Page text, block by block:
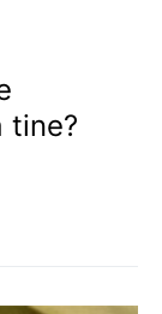
tine?